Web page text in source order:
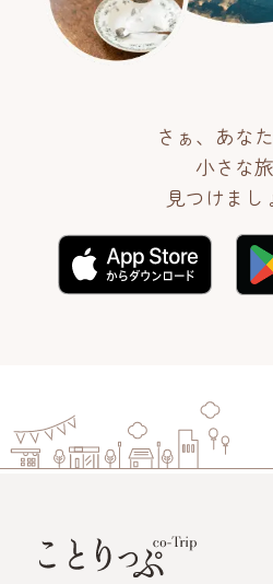
さぁ、あな
小さな
見つけま